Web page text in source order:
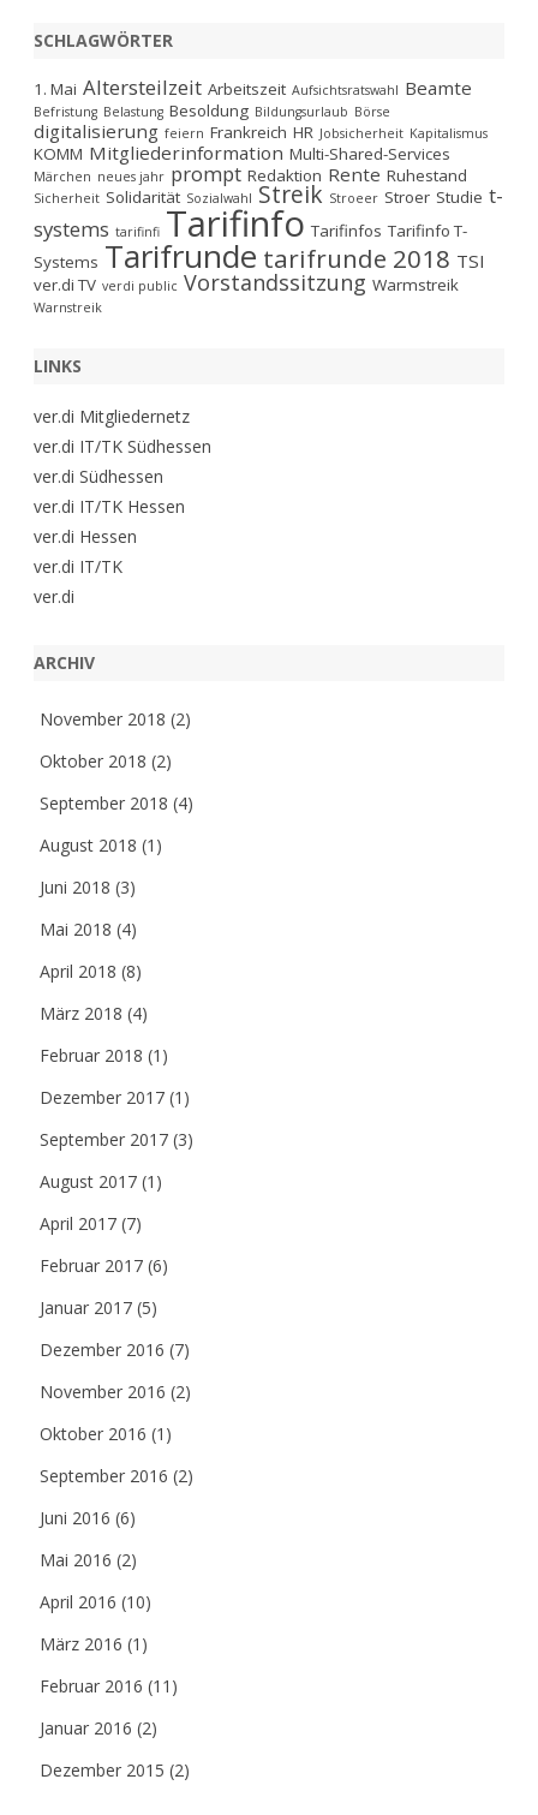
SCHLAGWÖRTER
1. Mai Altersteilzeit Arbeitszeit Aufsichtsratswahl Beamte
Befristung Belastung Besoldung Bildungsurlaub Börse
digitalisierung feiern Frankreich HR Jobsicherheit Kapitalismus
KOMM Mitgliederinformation Multi-Shared-Services
Märchen neues jahr prompt Redaktion Rente Ruhestand
Sicherheit Solidarität Sozialwahl Streik Stroeer Stroer Studie t-
systems tarifinfi Tarifinfo Tarifinfos Tarifinfo T-
Systems Tarifrunde tarifrunde 2018 TSI
ver.di TV verdi public Vorstandssitzung Warmstreik
Warnstreik
LINKS
ver.di Mitgliedernetz
ver.di IT/TK Südhessen
ver.di Südhessen
ver.di IT/TK Hessen
ver.di Hessen
ver.di IT/TK
ver.di
ARCHIV
November 2018 (2)
Oktober 2018 (2)
September 2018 (4)
August 2018 (1)
Juni 2018 (3)
Mai 2018 (4)
April 2018 (8)
März 2018 (4)
Februar 2018 (1)
Dezember 2017 (1)
September 2017 (3)
August 2017 (1)
April 2017 (7)
Februar 2017 (6)
Januar 2017 (5)
Dezember 2016 (7)
November 2016 (2)
Oktober 2016 (1)
September 2016 (2)
Juni 2016 (6)
Mai 2016 (2)
April 2016 (10)
März 2016 (1)
Februar 2016 (11)
Januar 2016 (2)
Dezember 2015 (2)